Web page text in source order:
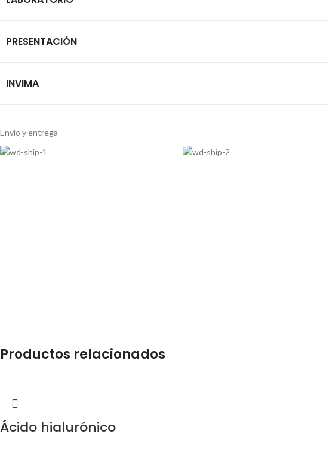
PRESENTACIÓN
INVIMA
Envío y entrega
Productos relacionados
Ácido hialurónico